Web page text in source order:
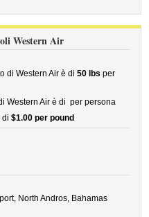
Western Air
di Western Air è di50 lbs per
Western Air è di per persona
di$1.00 per pound
North Andros, Bahamas